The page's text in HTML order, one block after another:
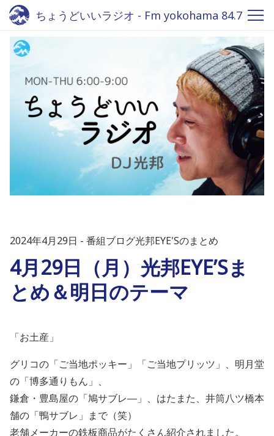
ちょうどいいラジオ - Fm yokohama 84.7
2024年4月29日 番組ブログ光邦EYE'Sのまとめ
4月29日（月）光邦EYE’Sま
とめ＆明日のテーマ
「お土産」
グリコの「ご当地ポッキー」「ご当地プリッツ」、明月堂
の「博多通りもん」、
鎌倉・豊島屋の「鳩サブレ―」、はたまた、井筒八ツ橋本
舗の「鴨サブレ」まで（笑）
老舗メーカーの鉄板商品がたくさん紹介されました。